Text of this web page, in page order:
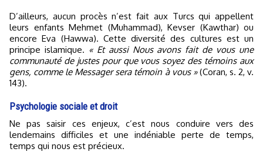
D’ailleurs, aucun procès n’est fait aux Turcs qui appellent
leurs enfants Mehmet (Muhammad), Kevser (Kawthar) ou
encore Eva (Hawwa). Cette diversité des cultures est un
principe islamique. « Et aussi Nous avons fait de vous une
communauté de justes pour que vous soyez des témoins aux
gens, comme le Messager sera témoin à vous »(Coran, s. 2, v.
143).
Psychologie sociale et droit
Ne pas saisir ces enjeux, c’est nous conduire vers des
lendemains difficiles et une indéniable perte de temps,
temps qui nous est précieux.